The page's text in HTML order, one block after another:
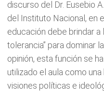
discurso del Dr. Eusebio
del Instituto Nacional, en
educación debe brindar a
tolerancia” para dominar
opinión, esta función se
utilizado el aula como
visiones políticas e